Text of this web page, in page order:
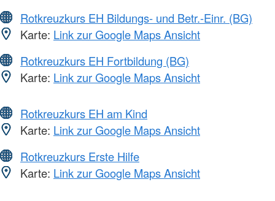
Rotkreuzkurs EH Bildungs- und Betr.-Einr. (BG)
Karte: Link zur Google Maps Ansicht
Rotkreuzkurs EH Fortbildung (BG)
Karte: Link zur Google Maps Ansicht
Rotkreuzkurs EH am Kind
Karte: Link zur Google Maps Ansicht
Rotkreuzkurs Erste Hilfe
Karte: Link zur Google Maps Ansicht